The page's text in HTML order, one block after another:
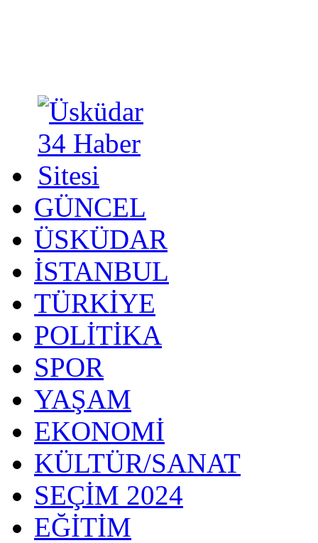
GÜNCEL
ÜSKÜDAR
İSTANBUL
TÜRKİYE
POLİTİKA
SPOR
YAŞAM
EKONOMİ
KÜLTÜR/SANAT
SEÇİM 2024
EĞİTİM